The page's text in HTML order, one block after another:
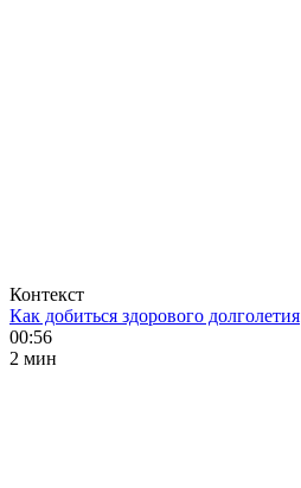
Контекст
Как добиться здорового долголетия
00:56
2 мин